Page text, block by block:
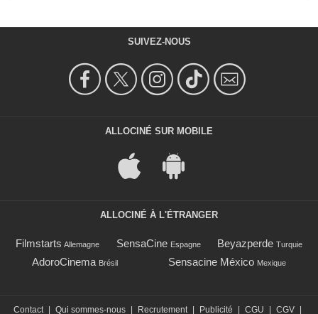
SUIVEZ-NOUS
ALLOCINÉ SUR MOBILE
ALLOCINÉ À L'ÉTRANGER
Filmstarts Allemagne SensaCine Espagne Beyazperde Turquie
AdoroCinema Brésil Sensacine México Mexique
Contact Qui sommes-nous Recrutement Publicité CGU CGV